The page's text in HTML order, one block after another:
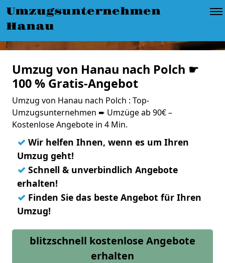
Umzugsunternehmen
Hanau
Umzug von Hanau nach Polch ☛
100 % Gratis-Angebot
Umzug von Hanau nach Polch : Top-
Umzugsunternehmen ➨ Umzüge ab 90€ –
Kostenlose Angebote in 4 Min.
✓ Wir helfen Ihnen, wenn es um Ihren
Umzug geht!
✓ Schnell & unverbindlich Angebote
erhalten!
✓ Finden Sie das beste Angebot für Ihren
Umzug!
blitzschnell kostenlose Angebote
erhalten